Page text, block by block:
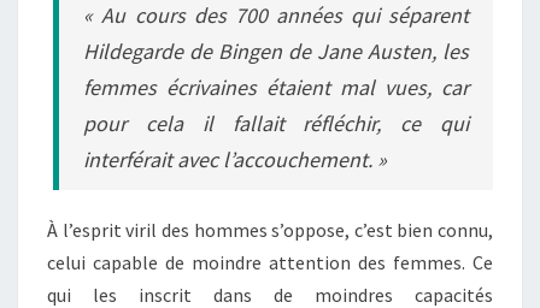
« Au cours des 700 années qui séparent
Hildegarde de Bingen de Jane Austen, les
femmes écrivaines étaient mal vues, car
pour cela il fallait réfléchir, ce qui
interférait avec l’accouchement. »
À l’esprit viril des hommes s’oppose, c’est bien connu,
celui capable de moindre attention des femmes. Ce
qui les inscrit dans de moindres capacités